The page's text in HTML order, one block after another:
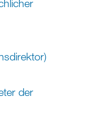
der